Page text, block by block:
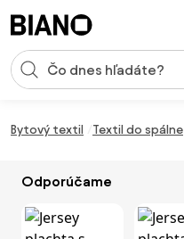
Vstup pre vyhľadávanie
Bytový textil Textil do spálne
Odporúčame